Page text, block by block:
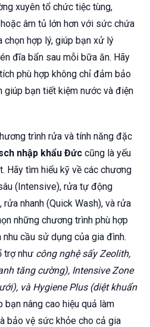
xuyên tổ chức tiệc tùng,
âm tủ lớn hơn với sức chứa
hợp lý, giúp bạn xử lý
đĩa bẩn sau mỗi bữa ăn. Hãy
phù hợp không chỉ đảm bảo
giúp bạn tiết kiệm nước và điện
trình rửa và tính năng đặc
nhập khẩu Đức cũng là yếu
Hãy tìm hiểu kỹ về các chương
(Intensive), rửa tự động
nhanh (Quick Wash), và rửa
những chương trình phù hợp
cầu sử dụng của gia đình.
trợ như công nghệ sấy Zeolith,
tăng cường), Intensive Zone
và Hygiene Plus (diệt khuẩn
bạn nâng cao hiệu quả làm
bảo vệ sức khỏe cho cả gia